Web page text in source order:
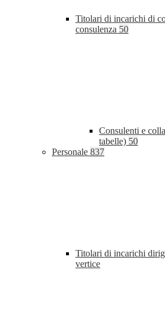
Titolari di incarichi di
consulenza 50
Consulenti e
tabelle) 50
Personale 837
Titolari di incarichi
vertice